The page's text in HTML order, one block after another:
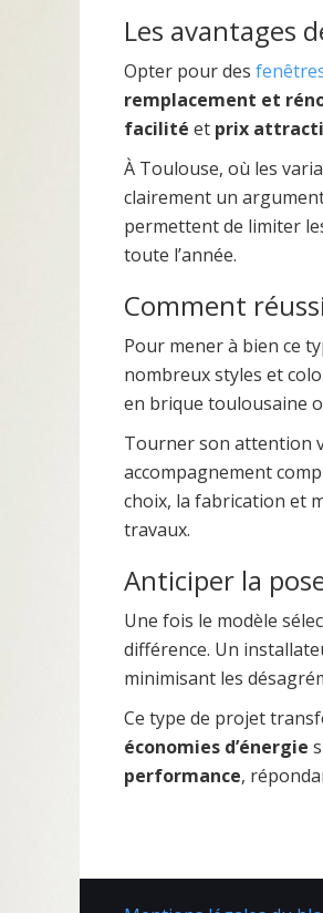
Les avantages
Opter pour des
remplacement et
facilité et prix
À Toulouse, où les
clairement un
permettent de limiter
toute l’année.
Comment
Pour mener à bien ce
nombreux styles et
en brique toulousaine
Tourner son attention
accompagnement
choix, la fabrication et
travaux.
Anticiper la
Une fois le modèle
différence. Un
minimisant les
Ce type de projet
économies d’énergie
performance,